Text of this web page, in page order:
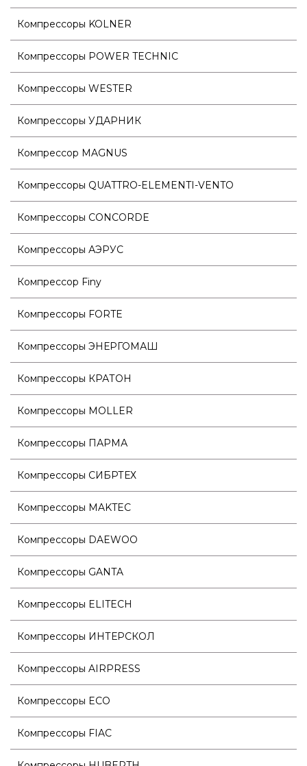
Компрессоры KOLNER
Компрессоры POWER TECHNIC
Компрессоры WESTER
Компрессоры УДАРНИК
Компрессор MAGNUS
Компрессоры QUATTRO-ELEMENTI-VENTO
Компрессоры CONCORDE
Компрессоры АЭРУС
Компрессор Finy
Компрессоры FORTE
Компрессоры ЭНЕРГОМАШ
Компрессоры КРАТОН
Компрессоры MOLLER
Компрессоры ПАРМА
Компрессоры СИБРТЕХ
Компрессоры MAKTEC
Компрессоры DAEWOO
Компрессоры GANTA
Компрессоры ELITECH
Компрессоры ИНТЕРСКОЛ
Компрессоры AIRPRESS
Компрессоры ECO
Компрессоры FIAC